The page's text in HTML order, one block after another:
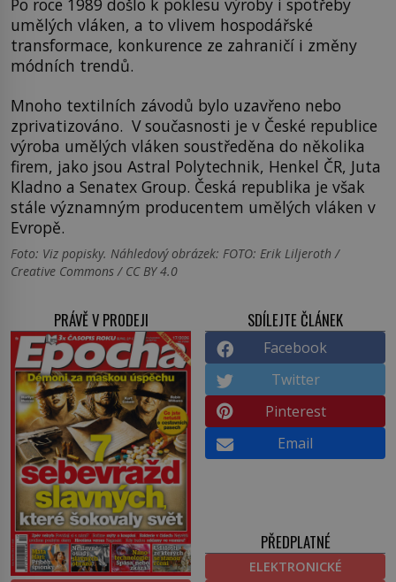
umělých vláken, a to vlivem hospodářské
transformace, konkurence ze zahraničí i změny
módních trendů.
Mnoho textilních závodů bylo uzavřeno nebo
zprivatizováno. V současnosti je v České republice
výroba umělých vláken soustředěna do několika
firem, jako jsou Astral Polytechnik, Henkel ČR, Juta
Kladno a Senatex Group. Česká republika je však
stále významným producentem umělých vláken v
Evropě.
Foto: Viz popisky. Náhledový obrázek: FOTO: Erik Liljeroth /
Creative Commons / CC BY 4.0
PRÁVĚ V PRODEJI SDÍLEJTE ČLÁNEK
Facebook
Twitter
Pinterest
Email
PŘEDPLATNÉ
ELEKTRONICKÉ